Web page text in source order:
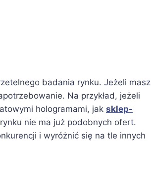
badania rynku. Jeżeli masz
Na przykład, jeżeli
hologramami, jak sklep-
nie ma już podobnych ofert.
i wyróżnić się na tle innych